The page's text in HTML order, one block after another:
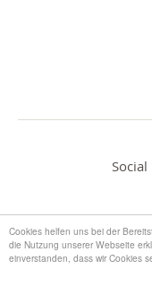
Cookies helfen uns bei der
die Nutzung unserer Webseite
einverstanden, dass wir Cookies
Social